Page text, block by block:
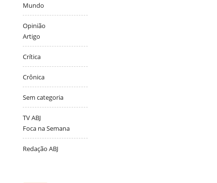
Mundo
Opinião
Artigo
Crítica
Crônica
Sem categoria
TV ABJ
Foca na Semana
Redação ABJ